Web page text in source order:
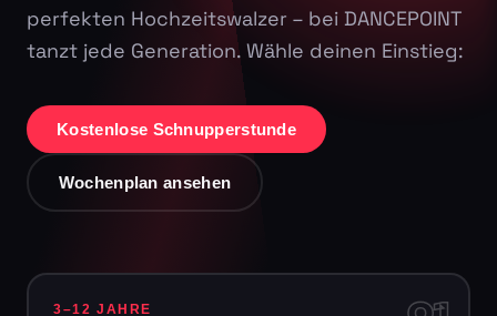
perfekten Hochzeitswalzer – bei DANCEPOINT
tanzt jede Generation. Wähle deinen Einstieg:
Kostenlose Schnupperstunde
Wochenplan ansehen
3–12 JAHRE